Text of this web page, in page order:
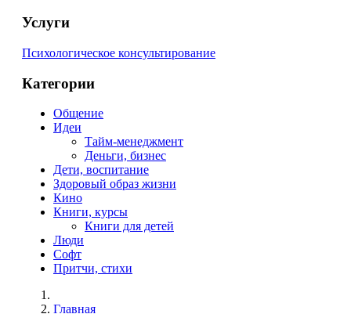
Услуги
Психологическое консультирование
Категории
Общение
Идеи
Тайм-менеджмент
Деньги, бизнес
Дети, воспитание
Здоровый образ жизни
Кино
Книги, курсы
Книги для детей
Люди
Софт
Притчи, стихи
Главная